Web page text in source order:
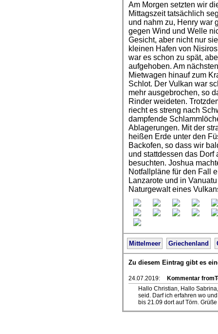
Am Morgen setzten wir
Mittagszeit tatsächlich
und nahm zu, Henry war
gegen Wind und Welle
Gesicht, aber nicht nur
kleinen Hafen von
war es schon zu spät,
aufgehoben. Am
Mietwagen hinauf zum
Schlot. Der Vulkan war
mehr ausgebrochen, so
Rinder weideten.
riecht es streng nach
dampfende
Ablagerungen. Mit der
heißen Erde unter den
Backofen, so dass wir
und stattdessen das Dorf
besuchten. Joshua
Notfallpläne für den Fall
Lanzarote und in
Naturgewalt eines
Mittelmeer Griechenland
Zu diesem Eintrag gibt es
24.07.2019:
Kommentar
Hallo Christian, Hallo
seid. Darf ich erfahren wo
bis 21.09 dort auf Törn.